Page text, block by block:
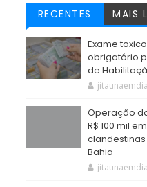
RECENTES MAIS
Exame
obrigatório
de
jitaunaemdia
Operação
R$ 100 mil
Bahia
jitaunaemdia